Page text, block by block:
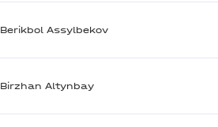
Berikbol Assylbekov
Birzhan Altynbay